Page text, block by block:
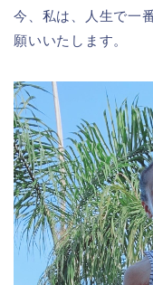
今、私は、人生で一
願いいたします。